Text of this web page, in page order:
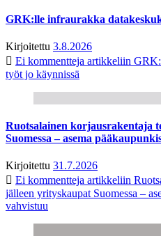
GRK:lle infraurakka
Kirjoitettu 3.8.2026
Ei kommentteja artikkeliin
työt jo käynnissä
Ruotsalainen korjausrakentaja
Suomessa – asema
Kirjoitettu 31.7.2026
Ei kommentteja artikkeliin
jälleen yrityskaupat Suomessa –
vahvistuu